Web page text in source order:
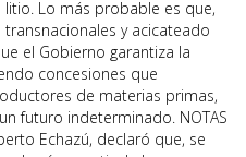
Lo más probable es que,
y acicateado
el Gobierno garantiza la
concesiones que
de materias primas,
futuro indeterminado. NOTAS
Echazú, declaró que, se